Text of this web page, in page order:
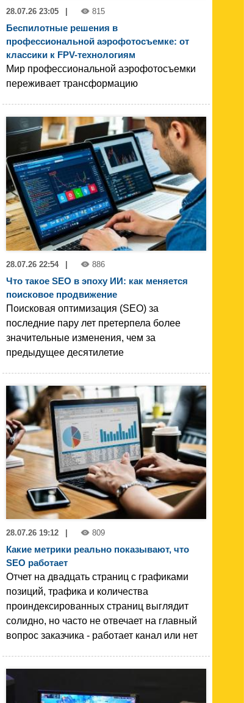
28.07.26 23:05 815
Беспилотные решения в
профессиональной аэрофотосъемке: от
классики к FPV-технологиям
Мир профессиональной аэрофотосъемки
переживает трансформацию
28.07.26 22:54 | 886
Что такое SEO в эпоху ИИ: как меняется
поисковое продвижение
Поисковая оптимизация (SEO) за
последние пару лет претерпела более
значительные изменения, чем за
предыдущее десятилетие
28.07.26 19:12 809
Какие метрики реально показывают, что
SEO работает
Отчет на двадцать страниц с графиками
позиций, трафика и количества
проиндексированных страниц выглядит
солидно, но часто не отвечает на главный
вопрос заказчика - работает канал или нет